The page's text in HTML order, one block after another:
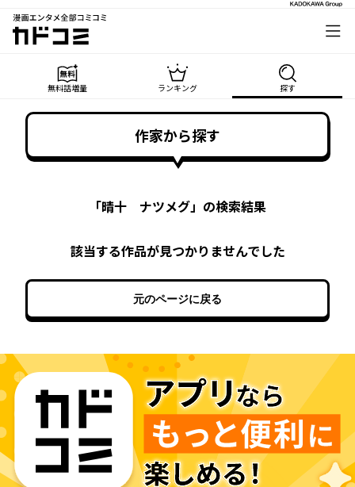
漫画エンタメ全部コミコミ
カドコミ
無料話増量 ランキング 探す
作家から探す
「晴十 ナツメグ」の検索結果
該当する作品が見つかりませんでした
元のページに戻る